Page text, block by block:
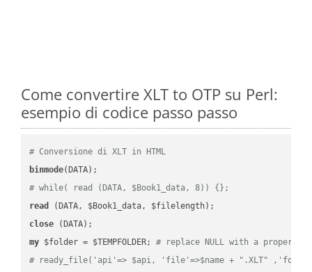
Come convertire XLT to OTP su Perl:
esempio di codice passo passo
# Conversione di XLT in HTML
binmode
# while( read (DATA, $Book1_data, 8)) {};
read
close
my $folder = $TEMPFOLDER; # replace NULL with a proper
# ready_file('api'=> $api, 'file'=>$name + ".XLT"